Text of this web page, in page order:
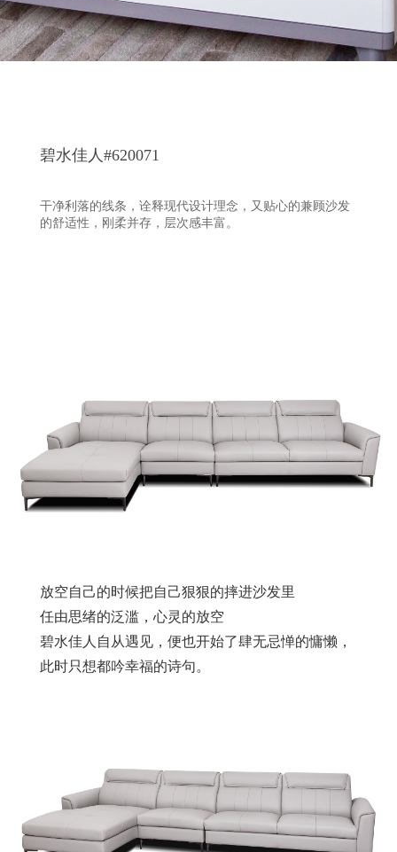
碧水佳人#620071
干净利落的线条，诠释现代设计理念，又贴心的兼顾沙发
的舒适性，刚柔并存，层次感丰富。
放空自己的时候把自己狠狠的摔进沙发里
任由思绪的泛滥，心灵的放空
碧水佳人自从遇见，便也开始了肆无忌惮的慵懒，
此时只想都吟幸福的诗句。